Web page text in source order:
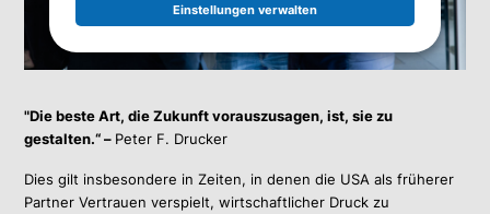
"Die beste Art, die Zukunft vorauszusagen, ist, sie zu
gestalten.“ – Peter F. Drucker
Dies gilt insbesondere in Zeiten, in denen die USA als früherer
Partner Vertrauen verspielt, wirtschaftlicher Druck zu
Einstellungen verwalten